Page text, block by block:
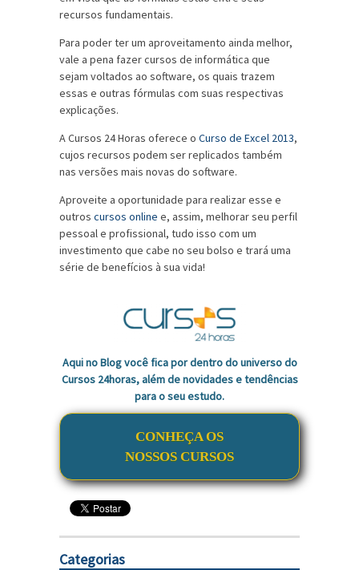
recursos fundamentais.
Para poder ter um aproveitamento ainda melhor,
vale a pena fazer cursos de informática que
sejam voltados ao software, os quais trazem
essas e outras fórmulas com suas respectivas
explicações.
A Cursos 24 Horas oferece o Curso de Excel 2013,
cujos recursos podem ser replicados também
nas versões mais novas do software.
Aproveite a oportunidade para realizar esse e
outros cursos online e, assim, melhorar seu perfil
pessoal e profissional, tudo isso com um
investimento que cabe no seu bolso e trará uma
série de benefícios à sua vida!
Aqui no Blog você fica por dentro do universo do
Cursos 24horas, além de novidades e tendências
para o seu estudo.
CONHEÇA OS
NOSSOS CURSOS
Categorias